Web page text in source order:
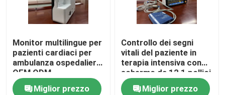
Monitor multilingue per
pazienti cardiaci per
ambulanza ospedaliera
OEM ODM
Miglior prezzo
Controllo dei segni
vitali del paziente in
terapia intensiva con
schermo da 12,1 pollici
6 parametri standard
Miglior prezzo